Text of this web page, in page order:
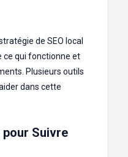
de SEO local
ce qui fonctionne et
Plusieurs outils
dans cette
Suivre